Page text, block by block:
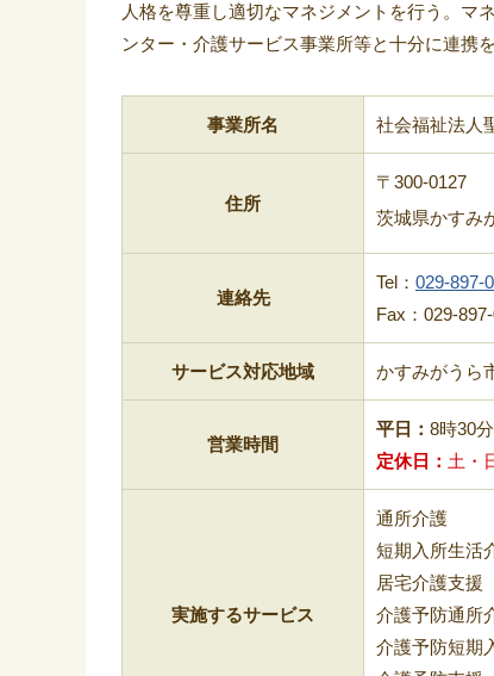
人格を尊重し適切なマネジメントを行う。マ
ンター・介護サービス事業所等と十分に連携を
事業所名 社会福祉法人
住所
〒300-0127
茨城県かすみ
連絡先
Tel： 029-897-
Fax：029-
サービス対応地域 かすみがうら
営業時間
平日
8時30
定休日
土・
実施するサービス
通所介護
短期入所生活
居宅介護支援
介護予防通所
介護予防短期